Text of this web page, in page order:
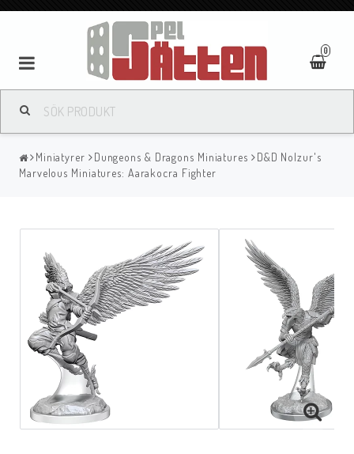
0
Miniatyrer Dungeons & Dragons Miniatures
D&D Nolzur's
Marvelous Miniatures: Aarakocra Fighter